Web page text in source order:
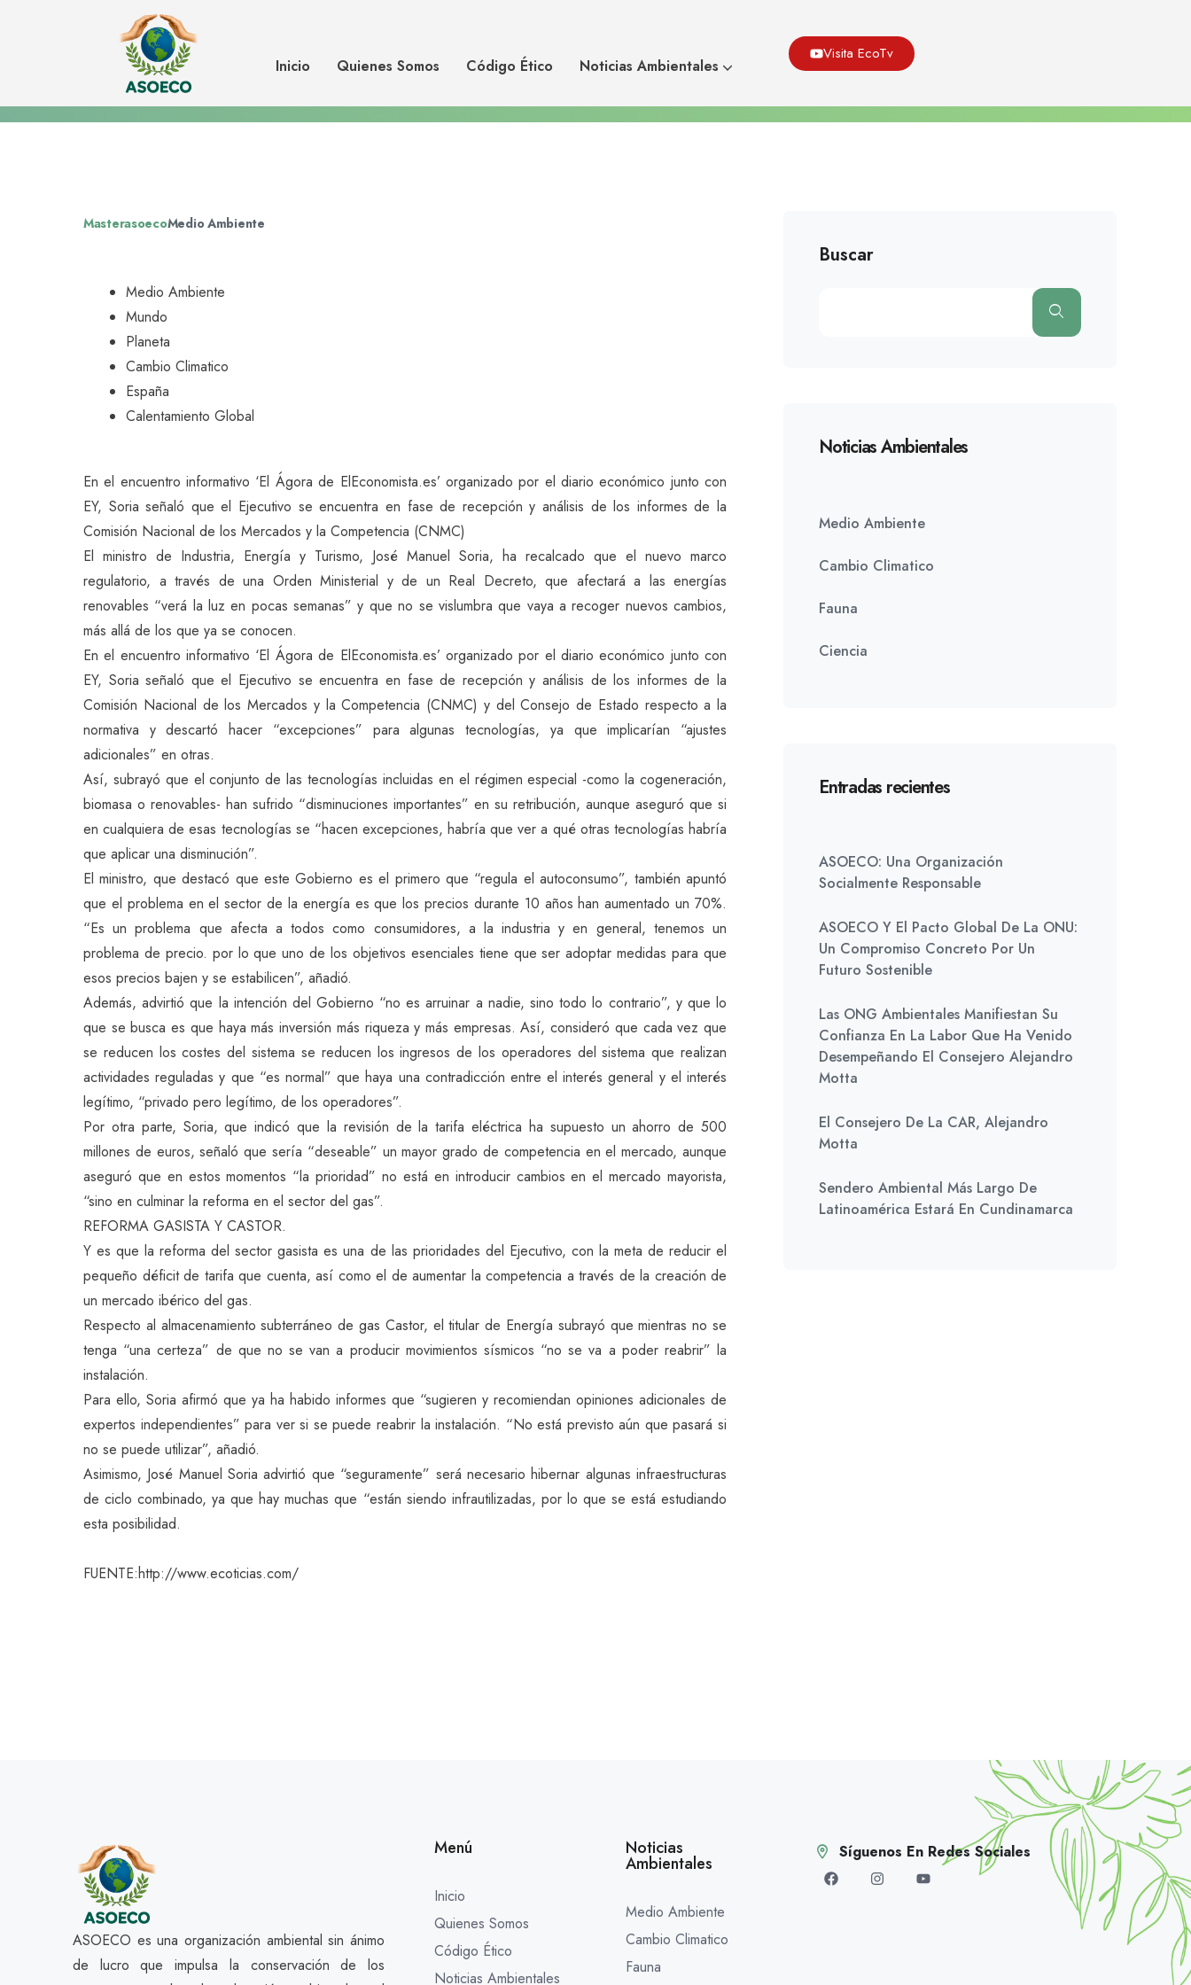
Inicio Quienes Somos Código Ético Noticias Ambientales
Visita EcoTv
España tendrá el peor de los escenarios, una
regulación de energías renovables nefasta y una
clara apuesta por el gas
España Tendrá El Peor De Los Escenarios, Una Regulación De Energías Renovables
MasterasoecoMedio Ambiente
Medio Ambiente
Mundo
Planeta
Cambio Climatico
España
Calentamiento Global
En el encuentro informativo ‘El Ágora de ElEconomista.es’ organizado por el diario económico junto con
EY, Soria señaló que el Ejecutivo se encuentra en fase de recepción y análisis de los informes de la
Comisión Nacional de los Mercados y la Competencia (CNMC)
El ministro de Industria, Energía y Turismo, José Manuel Soria, ha recalcado que el nuevo marco
regulatorio, a través de una Orden Ministerial y de un Real Decreto, que afectará a las energías
renovables “verá la luz en pocas semanas” y que no se vislumbra que vaya a recoger nuevos cambios,
más allá de los que ya se conocen.
En el encuentro informativo ‘El Ágora de ElEconomista.es’ organizado por el diario económico junto con
EY, Soria señaló que el Ejecutivo se encuentra en fase de recepción y análisis de los informes de la
Comisión Nacional de los Mercados y la Competencia (CNMC) y del Consejo de Estado respecto a la
normativa y descartó hacer “excepciones” para algunas tecnologías, ya que implicarían “ajustes
adicionales” en otras.
Así, subrayó que el conjunto de las tecnologías incluidas en el régimen especial -como la cogeneración,
biomasa o renovables- han sufrido “disminuciones importantes” en su retribución, aunque aseguró que si
en cualquiera de esas tecnologías se “hacen excepciones, habría que ver a qué otras tecnologías habría
que aplicar una disminución”.
El ministro, que destacó que este Gobierno es el primero que “regula el autoconsumo”, también apuntó
que el problema en el sector de la energía es que los precios durante 10 años han aumentado un 70%.
“Es un problema que afecta a todos como consumidores, a la industria y en general, tenemos un
problema de precio. por lo que uno de los objetivos esenciales tiene que ser adoptar medidas para que
esos precios bajen y se estabilicen”, añadió.
Además, advirtió que la intención del Gobierno “no es arruinar a nadie, sino todo lo contrario”, y que lo
que se busca es que haya más inversión más riqueza y más empresas. Así, consideró que cada vez que
se reducen los costes del sistema se reducen los ingresos de los operadores del sistema que realizan
actividades reguladas y que “es normal” que haya una contradicción entre el interés general y el interés
legítimo, “privado pero legítimo, de los operadores”.
Por otra parte, Soria, que indicó que la revisión de la tarifa eléctrica ha supuesto un ahorro de 500
millones de euros, señaló que sería “deseable” un mayor grado de competencia en el mercado, aunque
aseguró que en estos momentos “la prioridad” no está en introducir cambios en el mercado mayorista,
“sino en culminar la reforma en el sector del gas”.
REFORMA GASISTA Y CASTOR.
Y es que la reforma del sector gasista es una de las prioridades del Ejecutivo, con la meta de reducir el
pequeño déficit de tarifa que cuenta, así como el de aumentar la competencia a través de la creación de
un mercado ibérico del gas.
Respecto al almacenamiento subterráneo de gas Castor, el titular de Energía subrayó que mientras no se
tenga “una certeza” de que no se van a producir movimientos sísmicos “no se va a poder reabrir” la
instalación.
Para ello, Soria afirmó que ya ha habido informes que “sugieren y recomiendan opiniones adicionales de
expertos independientes” para ver si se puede reabrir la instalación. “No está previsto aún que pasará si
no se puede utilizar”, añadió.
Asimismo, José Manuel Soria advirtió que “seguramente” será necesario hibernar algunas infraestructuras
de ciclo combinado, ya que hay muchas que “están siendo infrautilizadas, por lo que se está estudiando
esta posibilidad.
FUENTE:http://www.ecoticias.com/
Buscar
Noticias Ambientales
Medio Ambiente
Cambio Climatico
Fauna
Ciencia
Entradas recientes
ASOECO: Una Organización
Socialmente Responsable
ASOECO Y El Pacto Global De La ONU:
Un Compromiso Concreto Por Un
Futuro Sostenible
Las ONG Ambientales Manifiestan Su
Confianza En La Labor Que Ha Venido
Desempeñando El Consejero Alejandro
Motta
El Consejero De La CAR, Alejandro
Motta
Sendero Ambiental Más Largo De
Latinoamérica Estará En Cundinamarca
ASOECO es una organización ambiental sin ánimo
de lucro que impulsa la conservación de los
Menú
Inicio
Quienes Somos
Código Ético
Noticias Ambientales
Noticias
Ambientales
Medio Ambiente
Cambio Climatico
Fauna
Síguenos En Redes Sociales